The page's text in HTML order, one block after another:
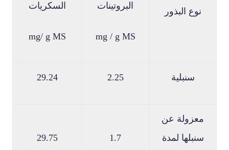
نوع البذور
البروتينات
mg / g MS
السكريات
mg/ g MS
سنبلية 29.24
معزولة عن
سنبلها لمدة
29.75